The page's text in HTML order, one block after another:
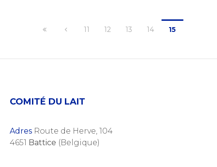
11 12 13 14 15
COMITÉ DU LAIT
Adres Route de Herve, 104
4651 Battice (Belgique)